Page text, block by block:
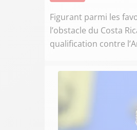
Figurant parmi les
l’obstacle du Costa
qualification contre